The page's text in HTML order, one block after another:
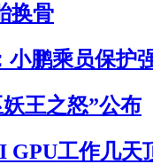
换骨
小鹏乘员保护
王之怒”公布
工作几天